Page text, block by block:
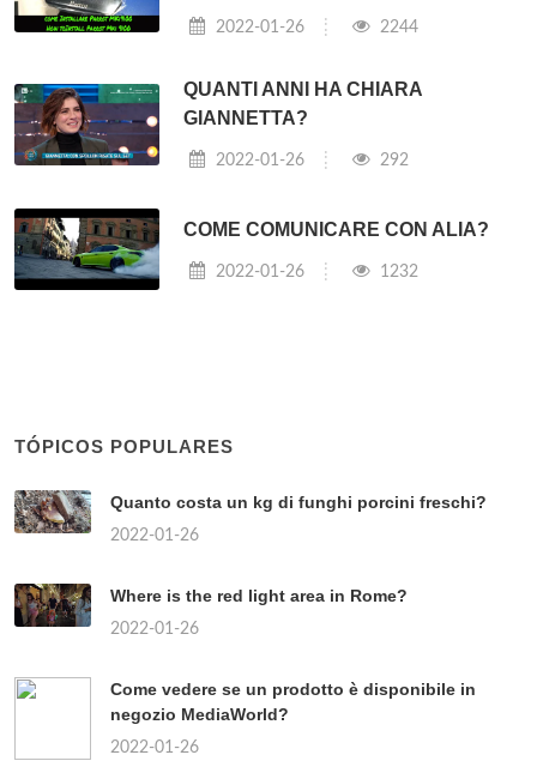
2022-01-26 2244
QUANTI ANNI HA CHIARA
GIANNETTA?
2022-01-26 292
COME COMUNICARE CON ALIA?
2022-01-26 1232
TÓPICOS POPULARES
Quanto costa un kg di funghi porcini freschi?
2022-01-26
Where is the red light area in Rome?
2022-01-26
Come vedere se un prodotto è disponibile in
negozio MediaWorld?
2022-01-26